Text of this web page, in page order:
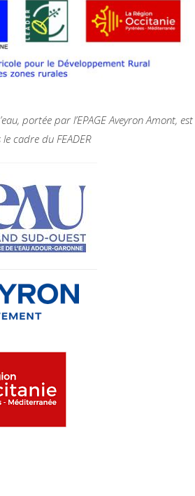
portée par l’EPAGE Aveyron Amont,
cadre du FEADER